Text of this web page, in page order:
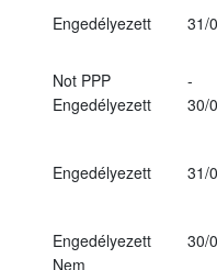
Engedélyezett 31/
Not PPP
-
Engedélyezett
30/
Engedélyezett 31/
Engedélyezett
30/
Nem